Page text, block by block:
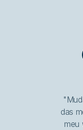
das
meu